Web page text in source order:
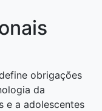
obrigações
da
e a adolescentes